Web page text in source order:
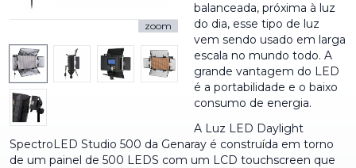
zoom
balanceada, próxima à luz
do dia, esse tipo de luz
vem sendo usado em larga
escala no mundo todo. A
grande vantagem do LED
é a portabilidade e o baixo
consumo de energia.
A Luz LED Daylight
SpectroLED Studio 500 da Genaray é construída em torno
de um painel de 500 LEDS com um LCD touchscreen que